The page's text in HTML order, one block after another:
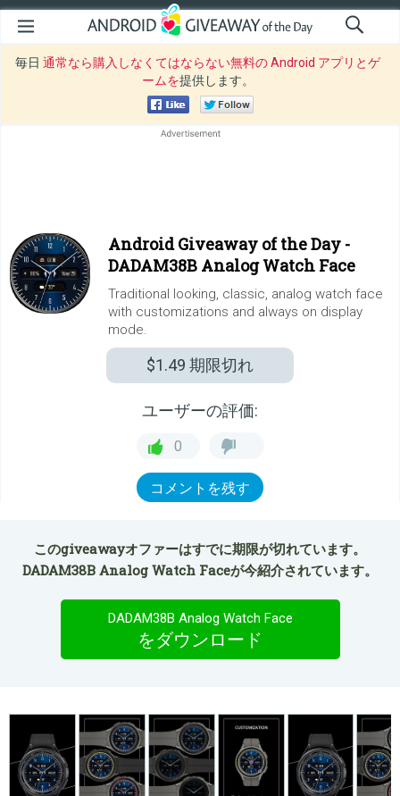
毎日 通常なら購入しなくてはならない無料の Android アプリとゲ
ームを提供します。
Android Giveaway of the Day -
DADAM38B Analog Watch Face
Traditional looking, classic, analog watch face
with customizations and always on display
mode.
$1.49 期限切れ
ユーザーの評価:
0
コメントを残す
このgiveawayオファーはすでに期限が切れています。
DADAM38B Analog Watch Faceが今紹介されています。
DADAM38B Analog Watch Face
をダウンロード